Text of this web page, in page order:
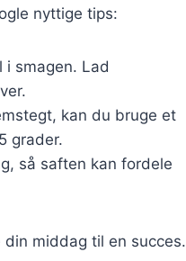
nyttige tips:
i smagen. Lad
kan du bruge et
grader.
så saften kan fordele
middag til en succes.